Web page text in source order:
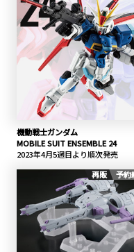
機動戦士ガンダム
MOBILE SUIT ENSEMBLE 24
2023年4月5週目より順次発売
再販
予約